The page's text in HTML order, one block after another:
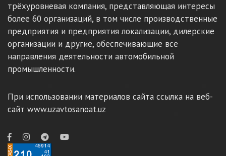
трёхуровневая компания, представляющая интересы
более 60 организаций, в том числе производственные
предприятия и предприятия локализации, дилерские
организации и другие, обеспечивающие все
направления деятельности автомобильной
промышленности.
При использовании материалов сайта ссылка на веб-
сайт www.uzavtosanoat.uz